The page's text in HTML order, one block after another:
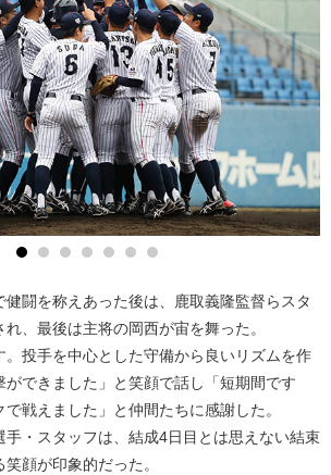
闘を称えあった後は、鹿取義隆監督らスタ
、最後は主将の岡西が宙を舞った。
投手を中心とした守備から良いリズムを作
ができました」と笑顔で話し「短期間です
戦えました」と仲間たちに感謝した。
・スタッフは、結成4日目とは思えない結束
顔が印象的だった。